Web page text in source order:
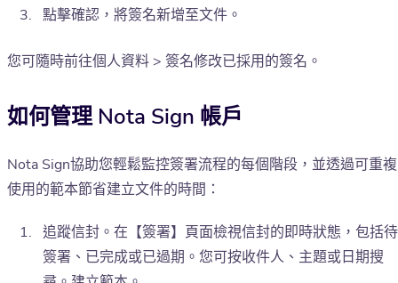
點擊確認，將簽名新增至文件。
您可隨時前往個人資料 > 簽名修改已採用的簽名。
如何管理 Nota Sign 帳戶
Nota Sign協助您輕鬆監控簽署流程的每個階段，並透過可重複
使用的範本節省建立文件的時間：
追蹤信封。在【簽署】頁面檢視信封的即時狀態，包括待
簽署、已完成或已過期。您可按收件人、主題或日期搜